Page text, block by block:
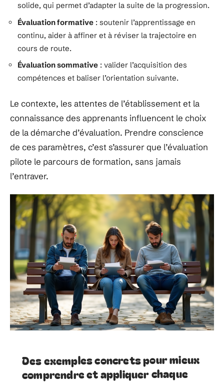
solide, qui permet d’adapter la suite de la progression.
Évaluation formative : soutenir l’apprentissage en
continu, aider à affiner et à réviser la trajectoire en
cours de route.
Évaluation sommative : valider l’acquisition des
compétences et baliser l’orientation suivante.
Le contexte, les attentes de l’établissement et la
connaissance des apprenants influencent le choix
de la démarche d’évaluation. Prendre conscience
de ces paramètres, c’est s’assurer que l’évaluation
pilote le parcours de formation, sans jamais
l’entraver.
Des exemples concrets pour mieux
comprendre et appliquer chaque